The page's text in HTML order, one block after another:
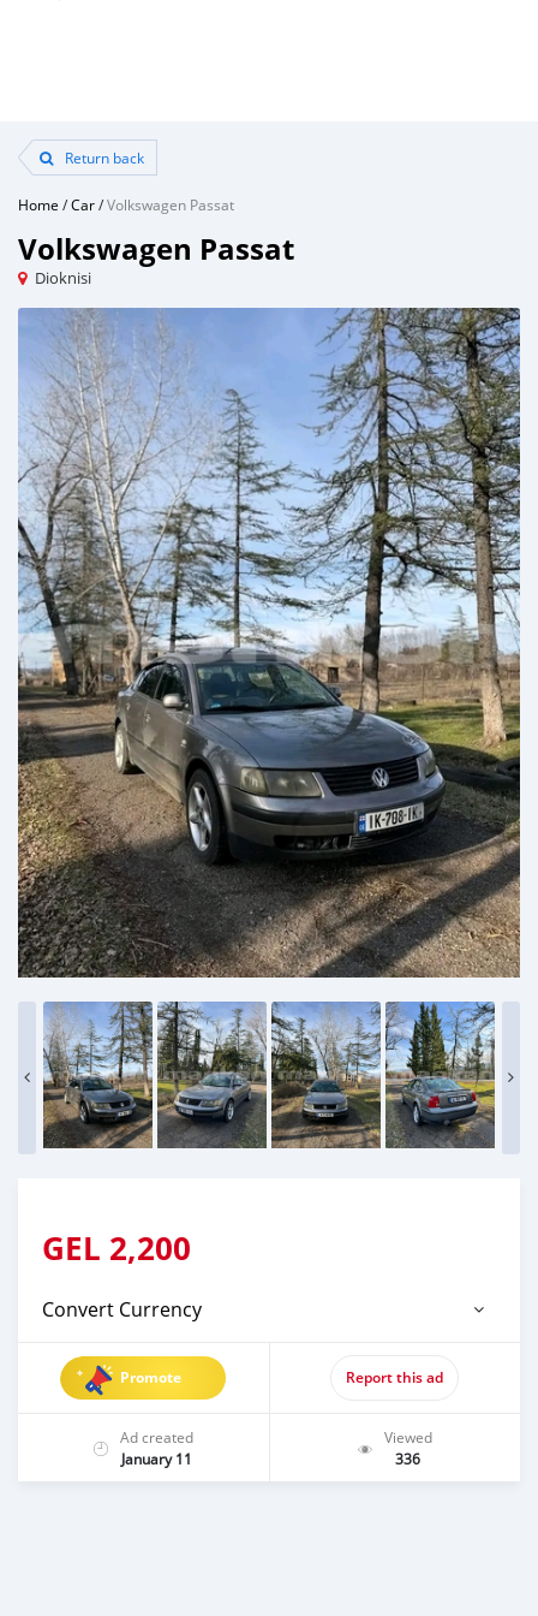
Return back
Home /Car/Volkswagen Passat
Volkswagen Passat
Dioknisi
GEL 2,200
Convert Currency
Promote Report this ad
Ad created
January 11
Viewed
336